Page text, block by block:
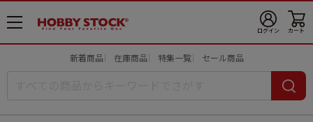
メ
ニ
ログイン カート
新着商品 在庫商品 特集一覧 セール商品